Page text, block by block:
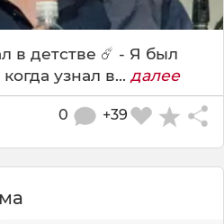
в детстве ☄️ - Я был
узнал в... далее
+39
0